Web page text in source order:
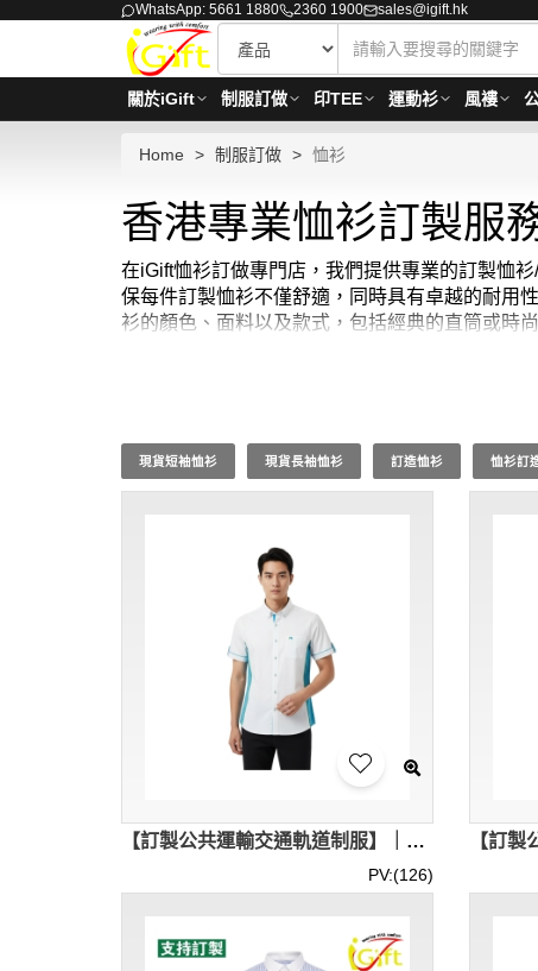
WhatsApp: 5661 1880 2360 1900 sales@igift.hk
關於iGift 制服訂做 印TEE 運動衫 風褸
Home 制服訂做 恤衫
香港專業恤衫訂製服
在iGift恤衫訂做專門店，我們提供專業的訂製恤
保每件訂製恤衫不僅舒適，同時具有卓越的耐用
衫的顏色、面料以及款式，包括經典的直筒或時
特。選擇iGift制服公司的訂製恤衫，讓我們幫助
現貨短袖恤衫 現貨長袖恤衫 訂造恤衫 恤衫訂
【訂製公共運輸交通軌道制服】｜藍白撞色設計｜鈕扣領口造型｜澳門輕軌｜男款長袖恤衫專門店｜R469
PV:(126)